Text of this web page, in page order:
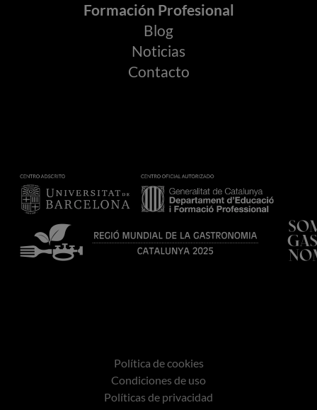
Formación Profesional
Blog
Noticias
Contacto
Política de cookies
Condiciones de uso
Políticas de privacidad